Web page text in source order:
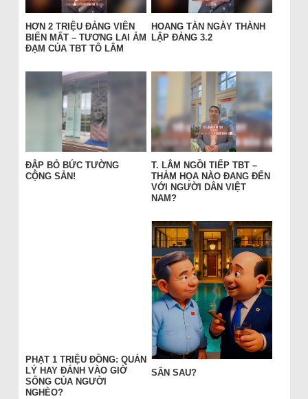
HƠN 2 TRIỆU ĐẢNG VIÊN
BIẾN MẤT – TƯƠNG LAI ẢM
ĐẠM CỦA TBT TÔ LÂM
HOANG TÀN NGÀY THÀNH
LẬP ĐẢNG 3.2
ĐẬP BỎ BỨC TƯỜNG
CỘNG SẢN!
T. LÂM NGỒI TIẾP TBT –
THẢM HỌA NÀO ĐANG ĐẾN
VỚI NGƯỜI DÂN VIỆT
NAM?
PHẠT 1 TRIỆU ĐỒNG: QUẢN
LÝ HAY ĐÁNH VÀO GIỜ
SỐNG CỦA NGƯỜI
NGHÈO?
SÂN SAU?